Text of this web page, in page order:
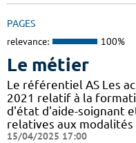
PAGES
relevance: 100%
Le métier
Le référentiel AS Les
2021 relatif à la
d'état d'aide-soignant
relatives aux
15/04/2025 17:00